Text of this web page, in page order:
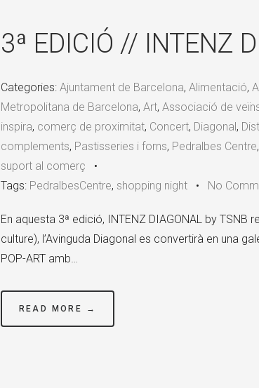
3ª EDICIÓ // INTENZ
Categories: Ajuntament de Barcelona, Alimentació,
Metropolitana de Barcelona, Art, Associació de
inspira, comerç de proximitat, Concert, Diagonal,
complements, Pastisseries i forns, Pedralbes Centre,
suport al comerç •
Tags: PedralbesCentre, shopping night• No
En aquesta 3ª edició, INTENZ DIAGONAL by
culture), l’Avinguda Diagonal es convertirà en una
POP-ART amb…
READ MORE →